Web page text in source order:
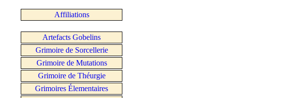
Affiliations
Artefacts Gobelins
Grimoire de Sorcellerie
Grimoire de Mutations
Grimoire de Théurgie
Grimoires Élementaires